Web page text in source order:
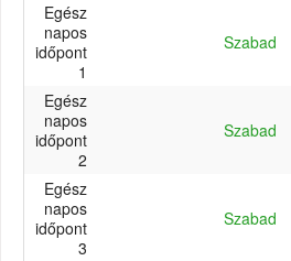
Egész
napos
időpont
1
Szabad
Egész
napos
időpont
2
Szabad
Egész
napos
időpont
3
Szabad